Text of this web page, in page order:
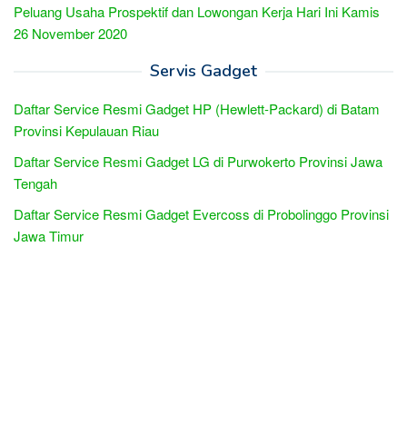
Peluang Usaha Prospektif dan Lowongan Kerja Hari Ini Kamis
26 November 2020
Servis Gadget
Daftar Service Resmi Gadget HP (Hewlett-Packard) di Batam
Provinsi Kepulauan Riau
Daftar Service Resmi Gadget LG di Purwokerto Provinsi Jawa
Tengah
Daftar Service Resmi Gadget Evercoss di Probolinggo Provinsi
Jawa Timur